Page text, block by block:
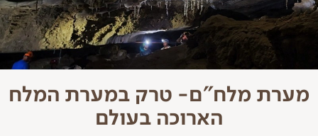
מערת מלח"ם- טרק במערת המלח
הארוכה בעולם